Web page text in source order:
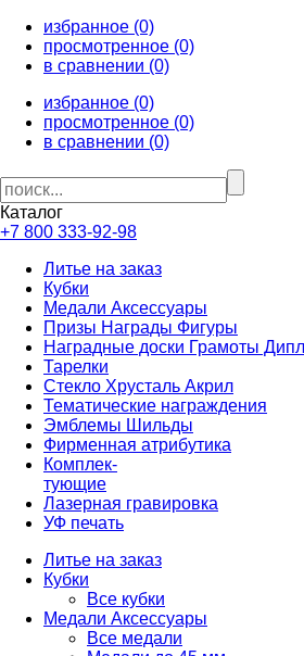
избранное (0)
просмотренное (0)
в сравнении (0)
избранное (0)
просмотренное (0)
в сравнении (0)
Каталог
+7 800 333-92-98
Литье на заказ
Кубки
Медали Аксессуары
Призы Награды Фигуры
Наградные доски Грамоты
Тарелки
Стекло Хрусталь Акрил
Тематические награждения
Эмблемы Шильды
Фирменная атрибутика
Комплек-
тующие
Лазерная гравировка
УФ печать
Литье на заказ
Кубки
Все кубки
Медали Аксессуары
Все медали